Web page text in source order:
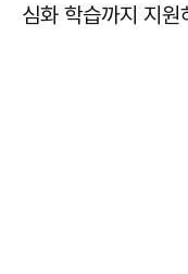
심화 학습까지 지원